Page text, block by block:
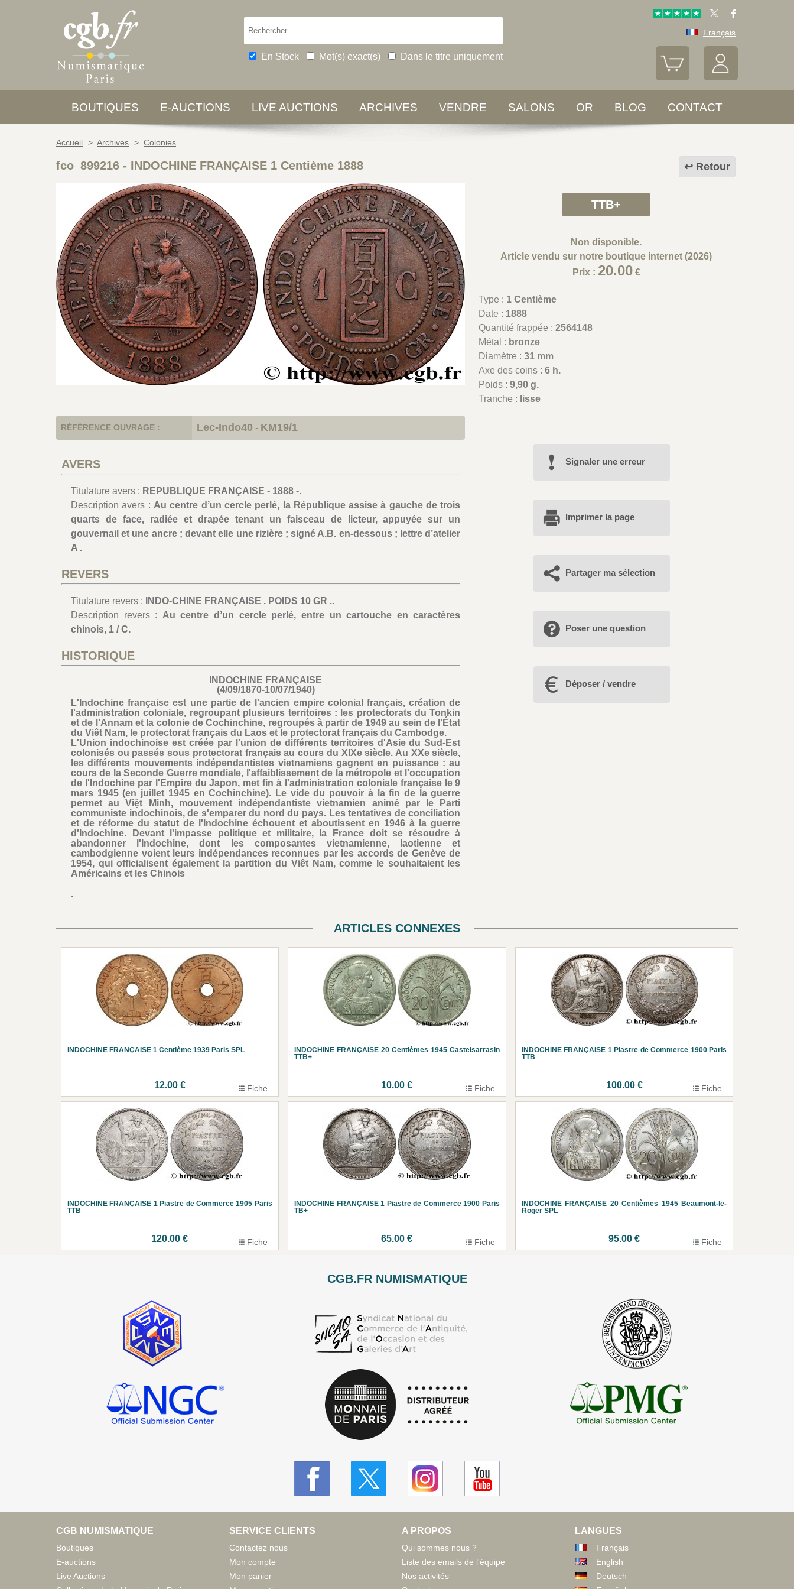
En Stock Mot(s) exact(s) Dans le titre uniquement
Français
BOUTIQUES E-AUCTIONS LIVE AUCTIONS ARCHIVES VENDRE SALONS OR BLOG CONTACT
Accueil > Archives > Colonies
Retour
fco_899216 - INDOCHINE FRANÇAISE 1 Centième 1888
TTB+
Non disponible.
Article vendu sur notre boutique internet (2026)
Prix : 20.00€
Type : 1 Centième
Date : 1888
Quantité frappée :2564148
Métal : bronze
Diamètre :31 mm
Axe des coins :6 h.
Poids :9,90 g.
Tranche : lisse
RÉFÉRENCE OUVRAGE : Lec-Indo40 - KM19/1
AVERS
Titulature avers : REPUBLIQUE FRANÇAISE - 1888 -.
Description avers : Au centre d’un cercle perlé, la République assise à gauche de trois
quarts de face, radiée et drapée tenant un faisceau de licteur, appuyée sur un
gouvernail et une ancre ; devant elle une rizière ; signé A.B. en-dessous ; lettre d’atelier
A .
REVERS
Titulature revers :
INDO-CHINE FRANÇAISE . POIDS 10 GR ..
Description revers : Au centre d’un cercle perlé, entre un cartouche en caractères
chinois, 1 / C.
HISTORIQUE
INDOCHINE FRANÇAISE
(4/09/1870-10/07/1940)
L'Indochine française est une partie de l'ancien empire colonial français, création de
l'administration coloniale, regroupant plusieurs territoires : les protectorats du Tonkin
et de l'Annam et la colonie de Cochinchine, regroupés à partir de 1949 au sein de l'État
du Viêt Nam, le protectorat français du Laos et le protectorat français du Cambodge.
L'Union indochinoise est créée par l'union de différents territoires d'Asie du Sud-Est
colonisés ou passés sous protectorat français au cours du XIXe siècle. Au XXe siècle,
les différents mouvements indépendantistes vietnamiens gagnent en puissance : au
cours de la Seconde Guerre mondiale, l'affaiblissement de la métropole et l'occupation
de l'Indochine par l'Empire du Japon, met fin à l'administration coloniale française le 9
mars 1945 (en juillet 1945 en Cochinchine). Le vide du pouvoir à la fin de la guerre
permet au Việt Minh, mouvement indépendantiste vietnamien animé par le Parti
communiste indochinois, de s'emparer du nord du pays. Les tentatives de conciliation
et de réforme du statut de l'Indochine échouent et aboutissent en 1946 à la guerre
d'Indochine. Devant l'impasse politique et militaire, la France doit se résoudre à
abandonner l'Indochine, dont les composantes vietnamienne, laotienne et
cambodgienne voient leurs indépendances reconnues par les accords de Genève de
1954, qui officialisent également la partition du Viêt Nam, comme le souhaitaient les
Américains et les Chinois
.
Signaler une erreur
Imprimer la page
Partager ma sélection
Poser une question
Déposer / vendre
ARTICLES CONNEXES
INDOCHINE FRANÇAISE 1 Centième 1939 Paris SPL
12.00 € Fiche
INDOCHINE FRANÇAISE 20 Centièmes 1945 Castelsarrasin
TTB+
10.00 € Fiche
INDOCHINE FRANÇAISE 1 Piastre de Commerce 1900 Paris
TTB
100.00 € Fiche
INDOCHINE FRANÇAISE 1 Piastre de Commerce 1905 Paris
TTB
120.00 € Fiche
INDOCHINE FRANÇAISE 1 Piastre de Commerce 1900 Paris
TB+
65.00 € Fiche
INDOCHINE FRANÇAISE 20 Centièmes 1945 Beaumont-le-
Roger SPL
95.00 € Fiche
CGB.FR NUMISMATIQUE
CGB NUMISMATIQUE
Boutiques
E-auctions
Live Auctions
SERVICE CLIENTS
Contactez nous
Mon compte
Mon panier
A PROPOS
Qui sommes nous ?
Liste des emails de l'équipe
Nos activités
LANGUES
Français
English
Deutsch